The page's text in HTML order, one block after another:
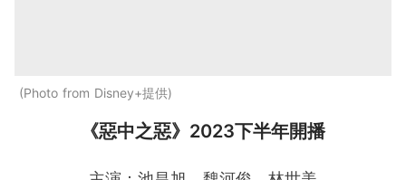
Photo from Disney+提供
《惡中之惡》2023下半年開播